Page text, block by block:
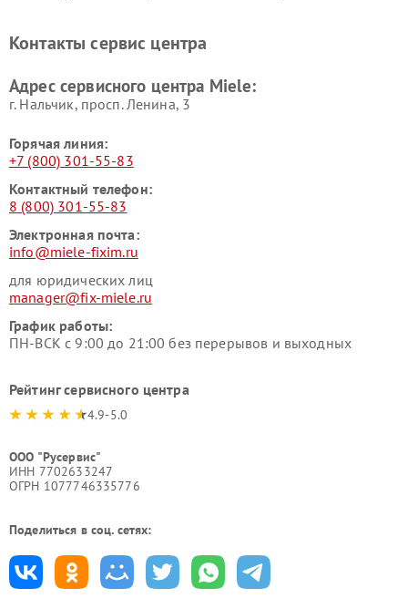
Miele
Miele
пылесосов Miele
Контакты сервис центра
Адрес сервисного центра Miele:
г. Нальчик, просп. Ленина, 3
Горячая линия:
+7 (800) 301-55-83
Контактный телефон:
8 (800) 301-55-83
Электронная почта:
info@miele-fixim.ru
для юридических лиц
manager@fix-miele.ru
График работы:
ПН-ВСК с 9:00 до 21:00 без перерывов и выходных
Рейтинг сервисного центра
4.9-5.0
ООО "Русервис"
ИНН 7702633247
ОГРН 1077746335776
Поделиться в соц. сетях: